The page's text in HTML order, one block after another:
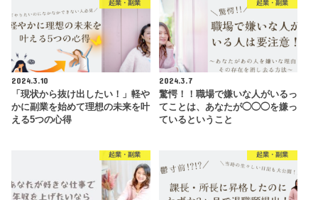
起業・副業
2024.3.10
「現状から抜け出したい！」軽や
かに副業を始めて理想の未来を叶
える5つの心得
起業・副業
2024.3.7
驚愕！！職場で嫌いな人がいるっ
てことは、あなたが◯◯◯を嫌っ
ているということ
起業・副業 起業・副業